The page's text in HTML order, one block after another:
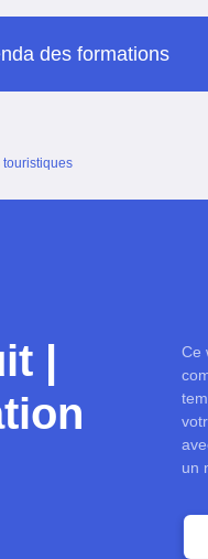
des formations
touristiques
|
Ce
un